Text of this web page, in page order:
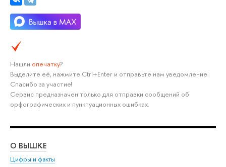
Нашли опечатку?
Выделите её, нажмите Ctrl+Enter и отправьте нам уведомление.
Спасибо за участие!
Сервис предназначен только для отправки сообщений об
орфографических и пунктуационных ошибках.
О ВЫШКЕ
Цифры и факты